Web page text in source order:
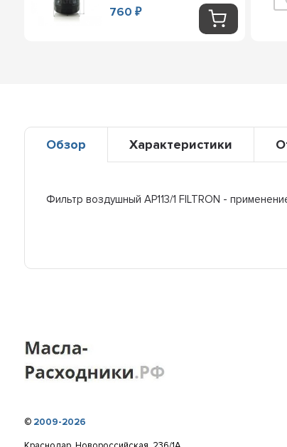
760₽
Обзор Характеристики
Фильтр воздушный AP113/1 FILTRON -
© 2009-2026